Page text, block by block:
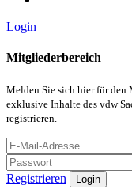
Login
Mitgliederbereich
Melden Sie sich hier für den
exklusive Inhalte des vdw
registrieren.
Registrieren Login